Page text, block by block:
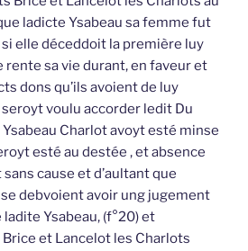
ladicte Ysabeau sa femme fut
elle déceddoit la première luy
sa vie durant, en faveur et
dons qu’ils avoient de luy
seroyt voulu accorder ledit Du
Charlot avoyt esté minse
esté au destée , et absence
cause et d’aultant que
debvoient avoir ung jugement
Ysabeau, (f°20) et
et Lancelot les Charlots